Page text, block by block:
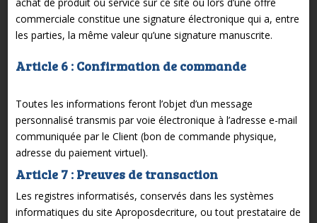
commerciale constitue une signature électronique qui a, entre
les parties, la même valeur qu’une signature manuscrite.
Article 6 : Confirmation de commande
Toutes les informations feront l’objet d’un message
personnalisé transmis par voie électronique à l’adresse e-mail
communiquée par le Client (bon de commande physique,
adresse du paiement virtuel).
Article 7 : Preuves de transaction
Les registres informatisés, conservés dans les systèmes
informatiques du site Aproposdecriture, ou tout prestataire de